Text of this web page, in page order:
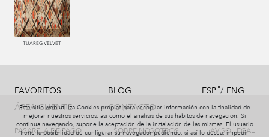
552 CORAL
669 BURDEOS 678 GRANA 451 PINO
TUAREG VELVET
FAVORITOS
ÁREA CLIENTE
BLOG
CONTACTO
ESP/ ENG
PASARELA DE PAGO SOBRE NOSOTROS AVISO LEGAL
Este sitio web utiliza Cookies propias para recopilar información con la finalidad de
mejorar nuestros servicios, así como el análisis de sus hábitos de navegación. Si
continua navegando, supone la aceptación de la instalación de las mismas. El usuario
tiene la posibilidad de configurar su navegador pudiendo, si así lo desea, impedir